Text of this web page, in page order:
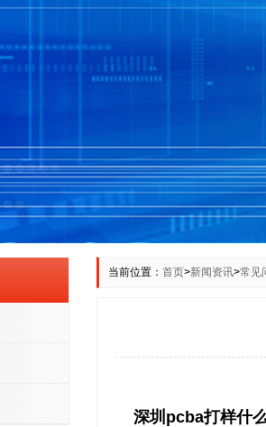
当前位置： 首页>新闻资讯>常见
深圳pcba打样什